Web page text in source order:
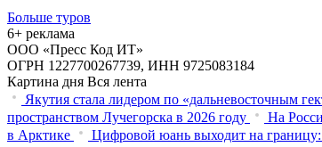
Больше туров
6+ реклама
ООО «Пресс Код ИТ»
ОГРН 1227700267739, ИНН 9725083184
Картина дня Вся лента
Якутия стала лидером по «дальневосточным
пространством Лучегорска в 2026 году
На
в Арктике
Цифровой юань выходит на